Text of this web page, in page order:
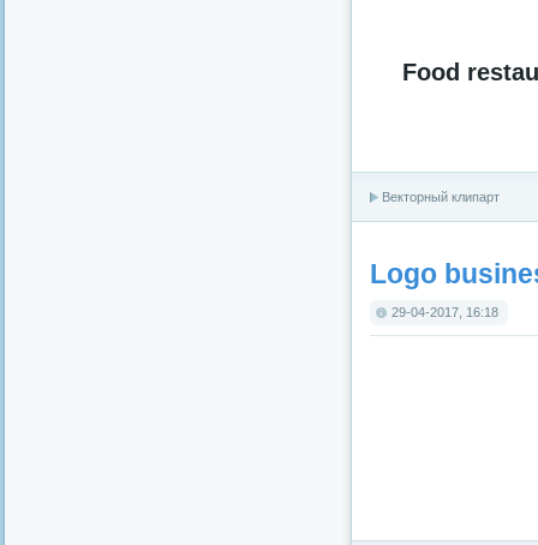
Food
Векторный клипарт
Logo
29-04-2017, 16:18